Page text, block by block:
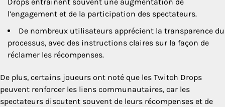
l’engagement et de la participation des spectateurs.
De nombreux utilisateurs apprécient la transparence du
processus, avec des instructions claires sur la façon de
réclamer les récompenses.
De plus, certains joueurs ont noté que les Twitch Drops
peuvent renforcer les liens communautaires, car les
spectateurs discutent souvent de leurs récompenses et de